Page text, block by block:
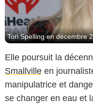
Tori Spelling en décembre
Elle poursuit la
Smallville en
manipulatrice et
se changer en eau et